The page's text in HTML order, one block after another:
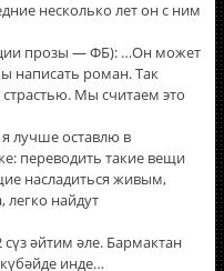
несколько лет он с ним
прозы — ФБ): …Он может
написать роман. Так
Мы считаем это
лучше оставлю в
переводить такие вещи
насладиться живым,
найдут
әйтим әле. Бармактан
инде…